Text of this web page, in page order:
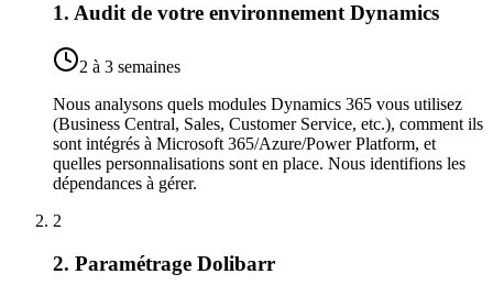
1. Audit de votre environnement Dynamics
2 à 3 semaines
Nous analysons quels modules Dynamics 365 vous utilisez
(Business Central, Sales, Customer Service, etc.), comment ils
sont intégrés à Microsoft 365/Azure/Power Platform, et
quelles personnalisations sont en place. Nous identifions les
dépendances à gérer.
2
2. Paramétrage Dolibarr